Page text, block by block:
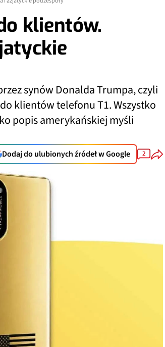
klientów.
synów Donalda Trumpa, czyli
klientów telefonu T1. Wszystko
popis amerykańskiej myśli
Dodaj do ulubionych źródeł w Google 2